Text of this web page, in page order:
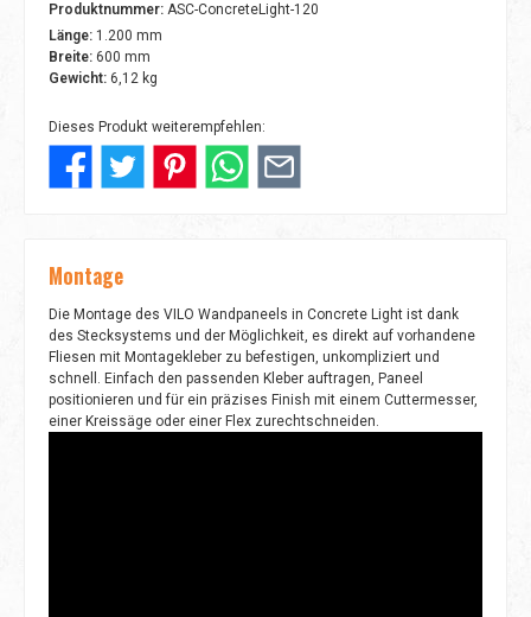
Produktnummer: ASC-ConcreteLight-120
Länge: 1.200 mm
Breite: 600 mm
Gewicht: 6,12 kg
Dieses Produkt weiterempfehlen:
Montage
Die Montage des VILO Wandpaneels in Concrete Light ist dank
des Stecksystems und der Möglichkeit, es direkt auf vorhandene
Fliesen mit Montagekleber zu befestigen, unkompliziert und
schnell. Einfach den passenden Kleber auftragen, Paneel
positionieren und für ein präzises Finish mit einem Cuttermesser,
einer Kreissäge oder einer Flex zurechtschneiden.